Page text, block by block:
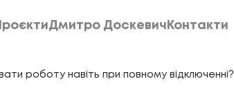
Дмитро Доскевич Контакти
роботу навіть при повному відключенні?